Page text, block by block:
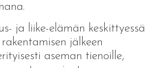
ja liike-elämän keskittyessä
jälkeen
aseman tienoille,